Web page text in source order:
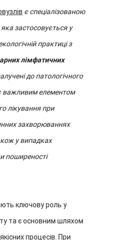
є спеціалізованою
застосовується у
практиці з
лімфатичних
до патологічного
важливим елементом
лікування при
захворюваннях
у випадках
поширеності
ключову роль у
та є основним шляхом
процесів. При